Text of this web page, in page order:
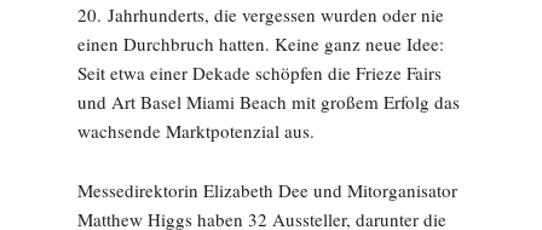
20. Jahrhunderts, die vergessen wurden oder nie
einen Durchbruch hatten. Keine ganz neue Idee:
Seit etwa einer Dekade schöpfen die Frieze Fairs
und Art Basel Miami Beach mit großem Erfolg das
wachsende Marktpotenzial aus.
Messedirektorin Elizabeth Dee und Mitorganisator
Matthew Higgs haben 32 Aussteller, darunter die